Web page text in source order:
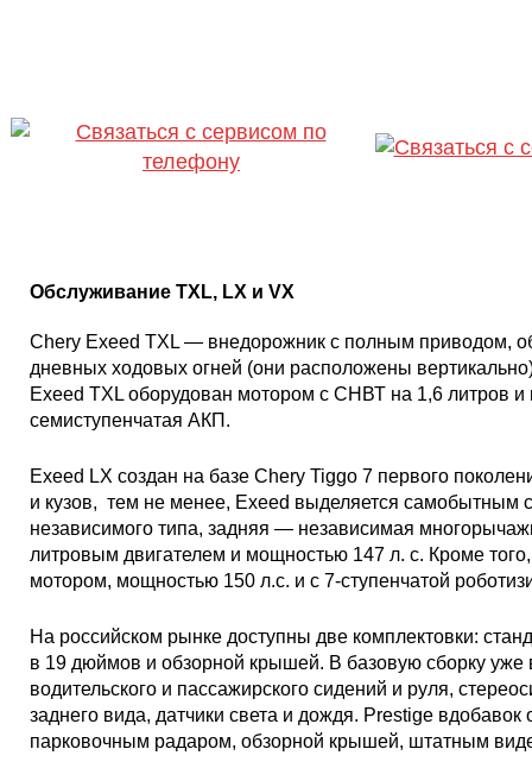
Обслуживание TXL, LX и VX
Chery Exeed TXL — внедорожник с полным приводом,
дневных ходовых огней (они расположены
Exeed TXL оборудован мотором с СНВТ на 1,6 литров
семиступенчатая АКП.
Exeed LX создан на базе Chery Tiggo 7 первого
и кузов, тем не менее, Exeed выделяется
независимого типа, задняя — независимая
литровым двигателем и мощностью 147 л. с. Кроме
мотором, мощностью 150 л.с. и с 7-ступенчатой
На российском рынке доступны две комплектовки:
в 19 дюймов и обзорной крышей. В базовую сборку уже
водительского и пассажирского сидений и руля,
заднего вида, датчики света и дождя. Prestige
парковочным радаром, обзорной крышей, штатным